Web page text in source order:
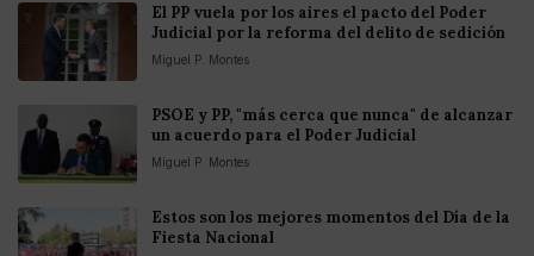
El PP vuela por los aires el pacto del Poder
Judicial por la reforma del delito de sedición
Miguel P. Montes
PSOE y PP, "más cerca que nunca" de alcanzar
un acuerdo para el Poder Judicial
Miguel P. Montes
Estos son los mejores momentos del Día de la
Fiesta Nacional